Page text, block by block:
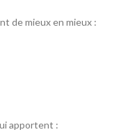
de mieux en mieux :
apportent :